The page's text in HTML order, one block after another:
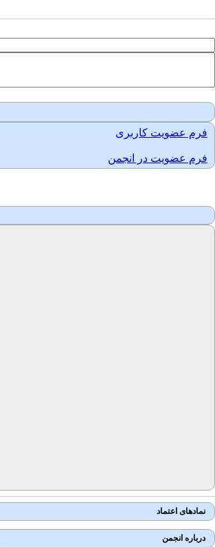
فرم عضویت کاربری
فرم عضویت در انجمن
نمادهای اعتماد
درباره انجمن